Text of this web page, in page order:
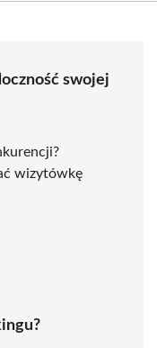
swojej
wizytówkę